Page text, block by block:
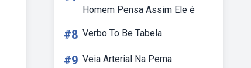
Homem Pensa Assim Ele é
#8 Verbo To Be Tabela
#9 Veia Arterial Na Perna